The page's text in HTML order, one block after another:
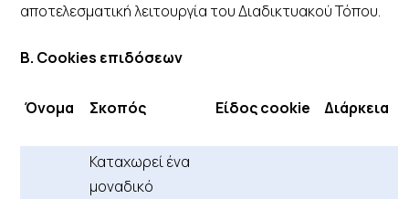
αποτελεσματική λειτουργία του Διαδικτυακού Τόπου.
B. Cookies επιδόσεων
Όνομα Σκοπός Είδος cookie Διάρκεια
Καταχωρεί ένα
μοναδικό